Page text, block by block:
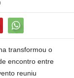
transformou o
encontro entre
reuniu